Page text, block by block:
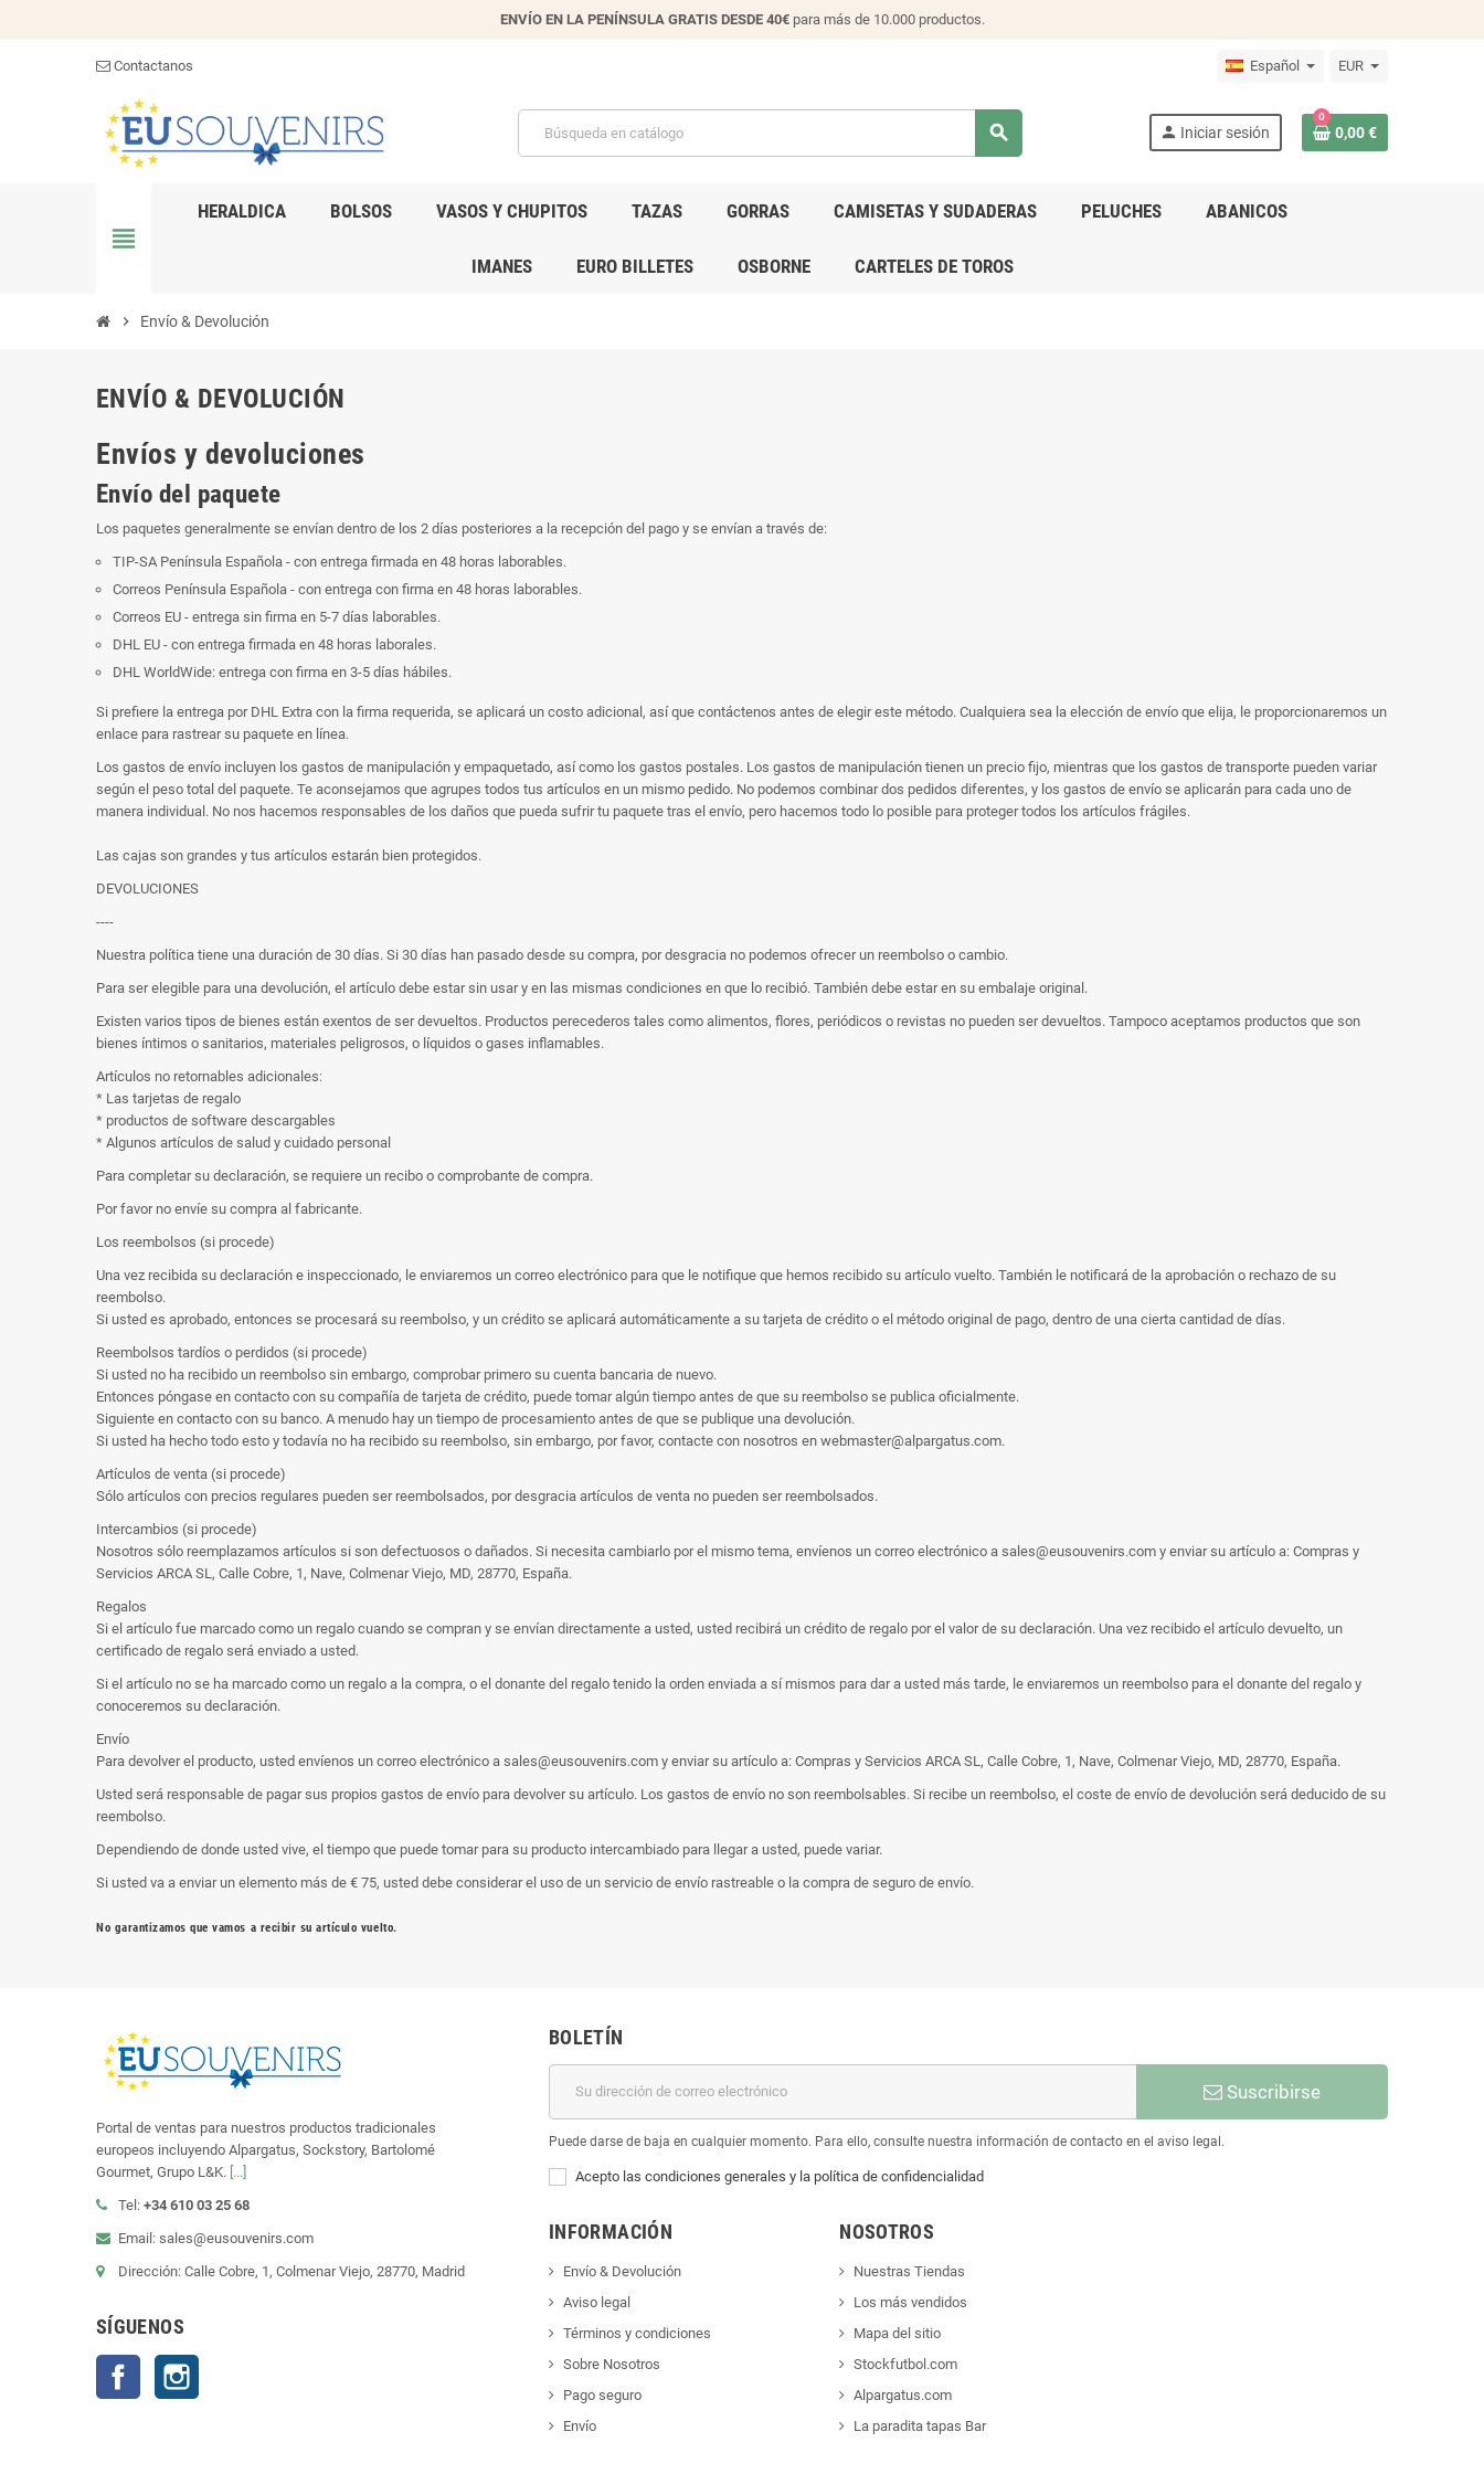
ENVÍO EN LA PENÍNSULA GRATIS DESDE 40€para más de 10.000 productos.
Contactanos Español EUR
search person Iniciar sesión
0
0,00 €
view_headline
HERALDICA BOLSOS VASOS Y CHUPITOS TAZAS GORRAS CAMISETAS Y SUDADERAS PELUCHES ABANICOS
IMANES EURO BILLETES OSBORNE CARTELES DE TOROS
chevron_right Envío & Devolución
ENVÍO & DEVOLUCIÓN
Envíos y devoluciones
Envío del paquete
Los paquetes generalmente se envían dentro de los 2 días posteriores a la recepción del pago y se envían a través de:
TIP-SA Península Española - con entrega firmada en 48 horas laborables.
Correos Península Española - con entrega con firma en 48 horas laborables.
Correos EU - entrega sin firma en 5-7 días laborables.
DHL EU - con entrega firmada en 48 horas laborales.
DHL WorldWide: entrega con firma en 3-5 días hábiles.
Si prefiere la entrega por DHL Extra con la firma requerida, se aplicará un costo adicional, así que contáctenos antes de elegir este método. Cualquiera sea la elección de envío que elija, le proporcionaremos un
enlace para rastrear su paquete en línea.
Los gastos de envío incluyen los gastos de manipulación y empaquetado, así como los gastos postales. Los gastos de manipulación tienen un precio fijo, mientras que los gastos de transporte pueden variar
según el peso total del paquete. Te aconsejamos que agrupes todos tus artículos en un mismo pedido. No podemos combinar dos pedidos diferentes, y los gastos de envío se aplicarán para cada uno de
manera individual. No nos hacemos responsables de los daños que pueda sufrir tu paquete tras el envío, pero hacemos todo lo posible para proteger todos los artículos frágiles.
Las cajas son grandes y tus artículos estarán bien protegidos.
DEVOLUCIONES
----
Nuestra política tiene una duración de 30 días. Si 30 días han pasado desde su compra, por desgracia no podemos ofrecer un reembolso o cambio.
Para ser elegible para una devolución, el artículo debe estar sin usar y en las mismas condiciones en que lo recibió. También debe estar en su embalaje original.
Existen varios tipos de bienes están exentos de ser devueltos. Productos perecederos tales como alimentos, flores, periódicos o revistas no pueden ser devueltos. Tampoco aceptamos productos que son
bienes íntimos o sanitarios, materiales peligrosos, o líquidos o gases inflamables.
Artículos no retornables adicionales:
* Las tarjetas de regalo
* productos de software descargables
* Algunos artículos de salud y cuidado personal
Para completar su declaración, se requiere un recibo o comprobante de compra.
Por favor no envíe su compra al fabricante.
Los reembolsos (si procede)
Una vez recibida su declaración e inspeccionado, le enviaremos un correo electrónico para que le notifique que hemos recibido su artículo vuelto. También le notificará de la aprobación o rechazo de su
reembolso.
Si usted es aprobado, entonces se procesará su reembolso, y un crédito se aplicará automáticamente a su tarjeta de crédito o el método original de pago, dentro de una cierta cantidad de días.
Reembolsos tardíos o perdidos (si procede)
Si usted no ha recibido un reembolso sin embargo, comprobar primero su cuenta bancaria de nuevo.
Entonces póngase en contacto con su compañía de tarjeta de crédito, puede tomar algún tiempo antes de que su reembolso se publica oficialmente.
Siguiente en contacto con su banco. A menudo hay un tiempo de procesamiento antes de que se publique una devolución.
Si usted ha hecho todo esto y todavía no ha recibido su reembolso, sin embargo, por favor, contacte con nosotros en webmaster@alpargatus.com.
Artículos de venta (si procede)
Sólo artículos con precios regulares pueden ser reembolsados, por desgracia artículos de venta no pueden ser reembolsados.
Intercambios (si procede)
Nosotros sólo reemplazamos artículos si son defectuosos o dañados. Si necesita cambiarlo por el mismo tema, envíenos un correo electrónico a sales@eusouvenirs.com y enviar su artículo a: Compras y
Servicios ARCA SL, Calle Cobre, 1, Nave, Colmenar Viejo, MD, 28770, España.
Regalos
Si el artículo fue marcado como un regalo cuando se compran y se envían directamente a usted, usted recibirá un crédito de regalo por el valor de su declaración. Una vez recibido el artículo devuelto, un
certificado de regalo será enviado a usted.
Si el artículo no se ha marcado como un regalo a la compra, o el donante del regalo tenido la orden enviada a sí mismos para dar a usted más tarde, le enviaremos un reembolso para el donante del regalo y
conoceremos su declaración.
Envío
Para devolver el producto, usted envíenos un correo electrónico a sales@eusouvenirs.com y enviar su artículo a: Compras y Servicios ARCA SL, Calle Cobre, 1, Nave, Colmenar Viejo, MD, 28770, España.
Usted será responsable de pagar sus propios gastos de envío para devolver su artículo. Los gastos de envío no son reembolsables. Si recibe un reembolso, el coste de envío de devolución será deducido de su
reembolso.
Dependiendo de donde usted vive, el tiempo que puede tomar para su producto intercambiado para llegar a usted, puede variar.
Si usted va a enviar un elemento más de € 75, usted debe considerar el uso de un servicio de envío rastreable o la compra de seguro de envío.
No garantizamos que vamos a recibir su artículo vuelto.
Portal de ventas para nuestros productos tradicionales
europeos incluyendo Alpargatus, Sockstory, Bartolomé
Gourmet, Grupo L&K. [...]
Tel: +34 610 03 25 68
Email: sales@eusouvenirs.com
Dirección: Calle Cobre, 1, Colmenar Viejo, 28770, Madrid
SÍGUENOS
Facebook
BOLETÍN
Suscribirse
Puede darse de baja en cualquier momento. Para ello, consulte nuestra información de contacto en el aviso legal.
Acepto las condiciones generales y la política de confidencialidad
INFORMACIÓN
Envío & Devolución
Aviso legal
Términos y condiciones
Sobre Nosotros
Pago seguro
Envío
NOSOTROS
Nuestras Tiendas
Los más vendidos
Mapa del sitio
Stockfutbol.com
Alpargatus.com
La paradita tapas Bar